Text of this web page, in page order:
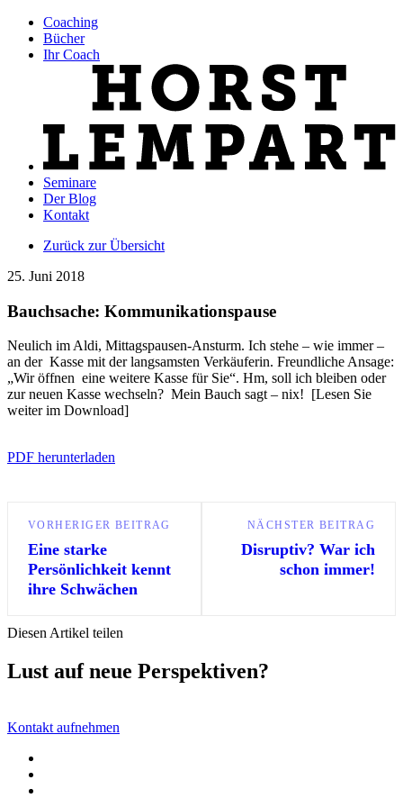
Coaching
Bücher
Ihr Coach
Seminare
Der Blog
Kontakt
Zurück zur Übersicht
25. Juni 2018
Bauchsache: Kommunikationspause
Neulich im Aldi, Mittagspausen-Ansturm. Ich stehe – wie immer –
an der Kasse mit der langsamsten Verkäuferin. Freundliche Ansage:
„Wir öffnen eine weitere Kasse für Sie“. Hm, soll ich bleiben oder
zur neuen Kasse wechseln? Mein Bauch sagt – nix! [Lesen Sie
weiter im Download]
PDF herunterladen
VORHERIGER BEITRAG
Eine starke
Persönlichkeit kennt
ihre Schwächen
NÄCHSTER BEITRAG
Disruptiv? War ich
schon immer!
Diesen Artikel teilen
Lust auf neue Perspektiven?
Kontakt aufnehmen